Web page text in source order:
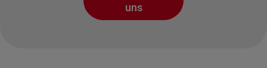
uns